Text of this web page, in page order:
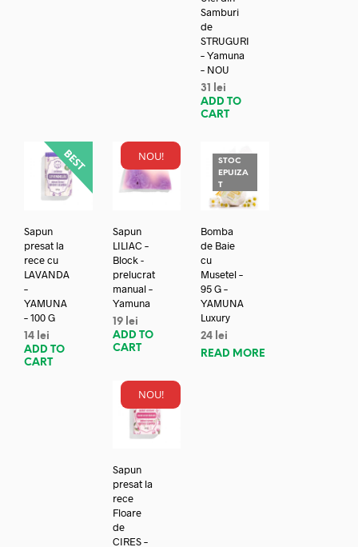
Samburi
de
STRUGURI
– Yamuna
– NOU
31
lei
ADD TO
CART
Sapun
presat la
rece cu
LAVANDA
–
YAMUNA
– 100 G
14 lei
ADD TO
CART
NOU!
Sapun
LILIAC –
Block -
prelucrat
manual –
Yamuna
19 lei
ADD TO
CART
STOC
EPUIZA
T
Bomba
de Baie
cu
Musetel –
95 G –
YAMUNA
Luxury
24 lei
READ MORE
NOU!
Sapun
presat la
rece
Floare
de
CIRES –